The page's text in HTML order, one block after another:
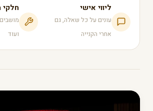
ליווי אישי
עונים על כל שאלה, גם
אחרי הקנייה
חלקי
ועוד